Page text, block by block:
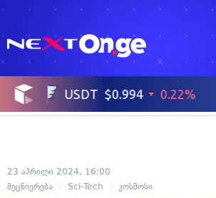
23 აპრილი 2024, 16:00
მეცნიერება
Sci-Tech კოსმოსი